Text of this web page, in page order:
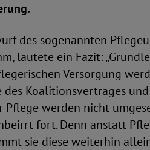
des sogenannten
lautete ein Fazit:
Versorgung
Koalitionsvertrages
werden nicht
fort. Denn anstatt
sie diese weiterhin